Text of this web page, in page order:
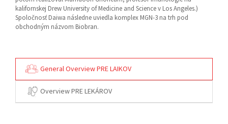
kalifornskej Drew University of Medicine and Science v Los Angeles.)
Spoločnosť Daiwa následne uviedla komplex MGN-3 na trh pod
obchodným názvom Biobran.
General Overview PRE LAIKOV
Overview PRE LEKÁROV